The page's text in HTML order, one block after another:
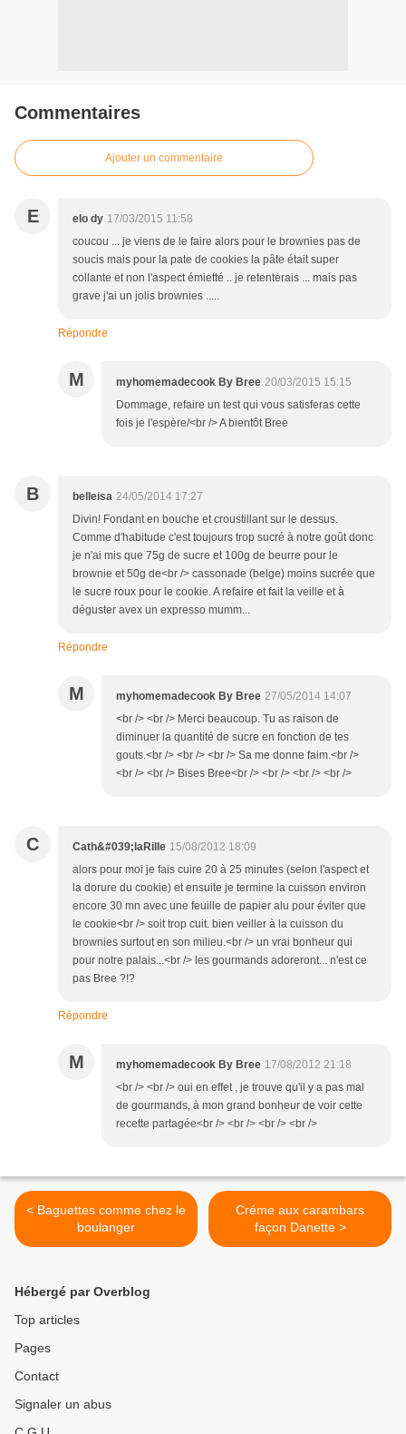
Commentaires
Ajouter un commentaire
E elo dy 17/03/2015 11:58
coucou ... je viens de le faire alors pour le brownies pas de
soucis mais pour la pate de cookies la pâte était super
collante et non l'aspect émietté .. je retenterais ... mais pas
grave j'ai un jolis brownies .....
Répondre
M myhomemadecook By Bree 20/03/2015 15:15
Dommage, refaire un test qui vous satisferas cette
fois je l'espère/<br /> A bientôt Bree
B belleisa 24/05/2014 17:27
Divin! Fondant en bouche et croustillant sur le dessus.
Comme d'habitude c'est toujours trop sucré à notre goût donc
je n'ai mis que 75g de sucre et 100g de beurre pour le
brownie et 50g de<br /> cassonade (belge) moins sucrée que
le sucre roux pour le cookie. A refaire et fait la veille et à
déguster avex un expresso mumm...
Répondre
M myhomemadecook By Bree 27/05/2014 14:07
<br /> <br /> Merci beaucoup. Tu as raison de
diminuer la quantité de sucre en fonction de tes
gouts.<br /> <br /> <br /> Sa me donne faim.<br />
<br /> <br /> Bises Bree<br /> <br /> <br /> <br />
C Cath&#039;laRille 15/08/2012 18:09
alors pour moi je fais cuire 20 à 25 minutes (selon l'aspect et
la dorure du cookie) et ensuite je termine la cuisson environ
encore 30 mn avec une feuille de papier alu pour éviter que
le cookie<br /> soit trop cuit. bien veiller à la cuisson du
brownies surtout en son milieu.<br /> un vrai bonheur qui
pour notre palais...<br /> les gourmands adoreront... n'est ce
pas Bree ?!?
Répondre
M myhomemadecook By Bree 17/08/2012 21:18
<br /> <br /> oui en effet , je trouve qu'il y a pas mal
de gourmands, à mon grand bonheur de voir cette
recette partagée<br /> <br /> <br /> <br />
< Baguettes comme chez le
boulanger
Créme aux carambars
façon Danette >
Hébergé par Overblog
Top articles
Pages
Contact
Signaler un abus